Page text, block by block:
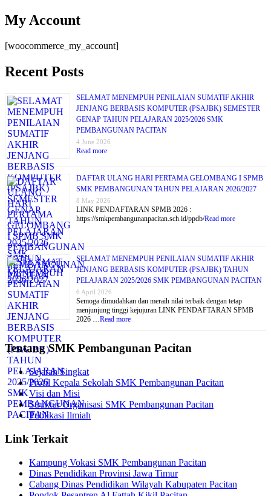
My Account
[woocommerce_my_account]
Recent Posts
SELAMAT MENEMPUH PENILAIAN SUMATIF AKHIR
JENJANG BERBASIS KOMPUTER (PSAJBK) SEMESTER
GENAP TAHUN PELAJARAN 2025/2026 SMK
PEMBANGUNAN PACITAN
4 June 2026
Read more
DAFTAR ULANG HARI PERTAMA GELOMBANG I SPMB
SMK PEMBANGUNAN TAHUN PELAJARAN 2026/2027
8 May 2026
LINK PENDAFTARAN SPMB 2026 :
https://smkpembangunanpacitan.sch.id/ppdb/Read more
SELAMAT MENEMPUH PENILAIAN SUMATIF AKHIR
JENJANG BERBASIS KOMPUTER (PSAJBK) TAHUN
PELAJARAN 2025/2026 SMK PEMBANGUNAN PACITAN
6 April 2026
Semoga dimudahkan dan meraih nilai terbaik dengan tetap
menjunjung tinggi kejujuran LINK PENDAFTARAN SPMB
2026 … Read more
Tentang SMK Pembangunan Pacitan
Sejarah Singkat
Profil Kepala Sekolah SMK Pembangunan Pacitan
Visi dan Misi
Struktur Organisasi SMK Pembangunan Pacitan
Publikasi Ilmiah
Link Terkait
Kampung Vokasi SMK Pembangunan Pacitan
Dinas Pendidikan Provinsi Jawa Timur
Cabang Dinas Pendidikan Wilayah Kabupaten Pacitan